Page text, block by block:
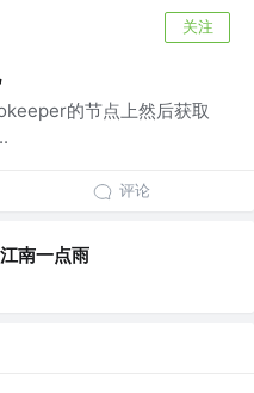
关注
的节点上然后获取
评论
江南一点雨